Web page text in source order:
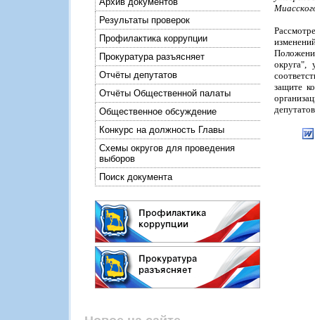
Результаты проверок
Профилактика коррупции
Прокуратура разъясняет
Отчёты депутатов
Отчёты Общественной палаты
Общественное обсуждение
Конкурс на должность Главы
Схемы округов для проведения
выборов
Поиск документа
округа",
защите